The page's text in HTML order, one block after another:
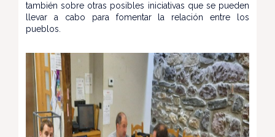
también sobre otras posibles iniciativas que se pueden
llevar a cabo para fomentar la relación entre los
pueblos.